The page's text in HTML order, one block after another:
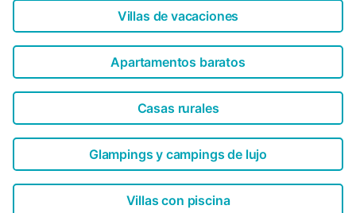
Villas de vacaciones
Apartamentos baratos
Casas rurales
Glampings y campings de lujo
Villas con piscina